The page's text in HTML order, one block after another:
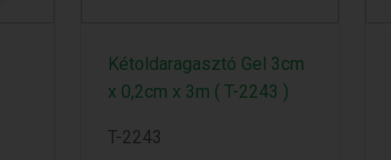
Kétoldaragasztó Gel 3cm
x 0,2cm x 3m ( T-2243 )
T-2243